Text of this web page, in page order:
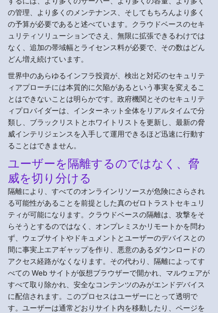
の管理、より多くのメンテナンス、そしてもちろんより多く
の予算が必要であると述べています。クラウドベースのセキ
ュリティソリューションでさえ、無限に拡張できるわけでは
なく、追加の帯域幅とライセンス料が必要で、その数はどん
どん増え続けています。
世界中のあらゆるインフラ投資が、検出と対応のセキュリテ
ィアプローチには本質的に欠陥があるという事実を変えるこ
とはできないことは明らかです。政府機関とそのセキュリテ
ィプロバイダーは、インターネット全体をリアルタイムで分
類し、ブラックリストとホワイトリストを更新し、最新の脅
威インテリジェンスを入手して運用できるほど迅速に行動す
ることはできません。
ユーザーを隔離するのではなく、脅
威を切り分ける
隔離により、すべてのオンラインリソースが危険にさらされ
る可能性があることを前提とした真のゼロトラストセキュリ
ティが可能になります。クラウドベースの隔離は、攻撃をそ
らそうとするのではなく、オンプレミスかリモートかを問わ
ず、ウェブサイトやドキュメントとユーザーのデバイスとの
間に事実上エアギャップを作り、悪意のあるダウンロードの
アクセス経路がなくなります。その代わり、隔離によってす
べての Web サイトが仮想ブラウザーで開かれ、マルウェアが
すべて取り除かれ、安全なコンテンツのみがエンドデバイス
に配信されます。このプロセスはユーザーにとって透明で
す。ユーザーは通常どおりサイト内を移動したり、ページを